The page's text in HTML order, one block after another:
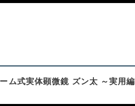
ム式実体顕微鏡 ズン太 ～実用編